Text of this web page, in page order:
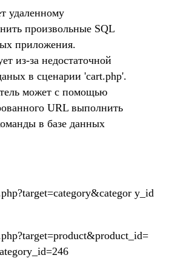
удаленному
произвольные SQL
приложения.
из-за недостаточной
в сценарии 'cart.php'.
может с помощью
URL выполнить
в базе данных
y_id